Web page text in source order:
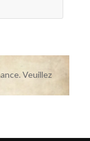
Veuillez